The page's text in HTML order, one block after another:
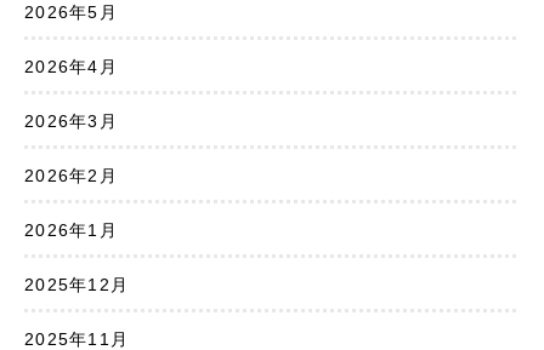
2026年5月
2026年4月
2026年3月
2026年2月
2026年1月
2025年12月
2025年11月